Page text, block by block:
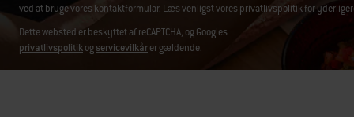
ved at bruge vores kontaktformular. Læs venligst vores privatlivspolitikfor
Dette websted er beskyttet af reCAPTCHA, og Googles
privatlivspolitikogservicevilkårer gældende.